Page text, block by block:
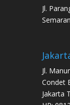
Jl.
Jl.
Condet
Jakarta